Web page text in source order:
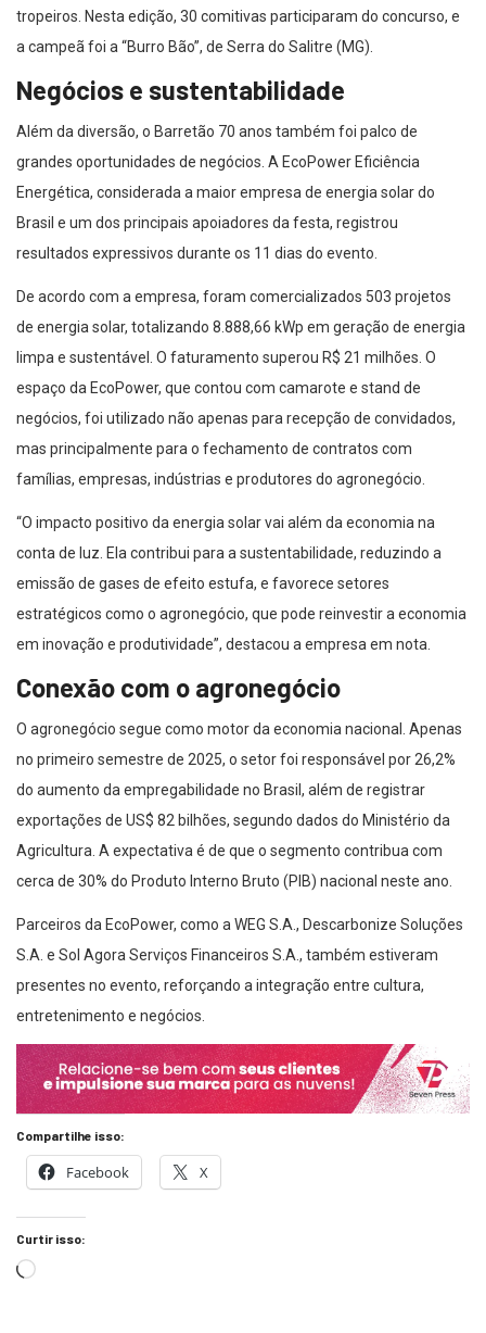
a campeã foi a “Burro Bão”, de Serra do Salitre (MG).
Negócios e sustentabilidade
Além da diversão, o Barretão 70 anos também foi palco de
grandes oportunidades de negócios. A EcoPower Eficiência
Energética, considerada a maior empresa de energia solar do
Brasil e um dos principais apoiadores da festa, registrou
resultados expressivos durante os 11 dias do evento.
de energia solar, totalizando 8.888,66 kWp em geração de energia
limpa e sustentável. O faturamento superou R$ 21 milhões. O
espaço da EcoPower, que contou com camarote e stand de
negócios, foi utilizado não apenas para recepção de convidados,
mas principalmente para o fechamento de contratos com
famílias, empresas, indústrias e produtores do agronegócio.
conta de luz. Ela contribui para a sustentabilidade, reduzindo a
emissão de gases de efeito estufa, e favorece setores
estratégicos como o agronegócio, que pode reinvestir a economia
em inovação e produtividade”, destacou a empresa em nota.
Conexão com o agronegócio
O agronegócio segue como motor da economia nacional. Apenas
no primeiro semestre de 2025, o setor foi responsável por 26,2%
do aumento da empregabilidade no Brasil, além de registrar
exportações de US$ 82 bilhões, segundo dados do Ministério da
Agricultura. A expectativa é de que o segmento contribua com
cerca de 30% do Produto Interno Bruto (PIB) nacional neste ano.
S.A. e Sol Agora Serviços Financeiros S.A., também estiveram
presentes no evento, reforçando a integração entre cultura,
entretenimento e negócios.
Compartilhe isso:
Facebook